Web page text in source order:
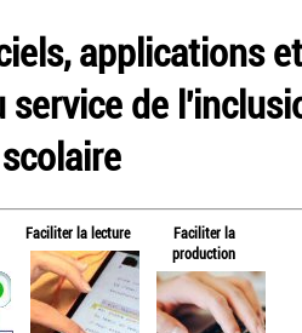
applications et
service de
scolaire
Faciliter la lecture
Faciliter la
production